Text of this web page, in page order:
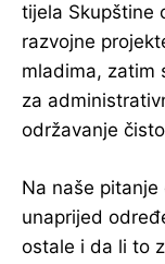
tijela Skupštine
razvojne
mladima, zatim
za
održavanje
Na naše
unaprijed
ostale i da li to